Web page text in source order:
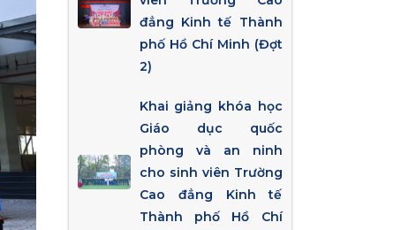
đẳng Kinh tế Thành
phố Hồ Chí Minh (Đợt
2)
Khai giảng khóa học
Giáo dục quốc
phòng và an ninh
cho sinh viên Trường
Cao đẳng Kinh tế
Thành phố Hồ Chí